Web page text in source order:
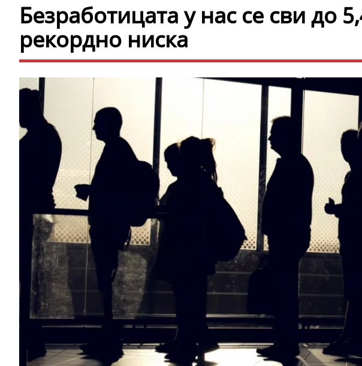
Безработицата у нас се сви до
рекордно ниска